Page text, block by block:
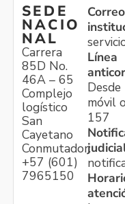
SEDE
NACIO
NAL
Carrera
85D No.
46A – 65
Complejo
logístico
San
Cayetano
Conmutador:
+57 (601)
7965150
Correo
Línea
Desde
móvil
157